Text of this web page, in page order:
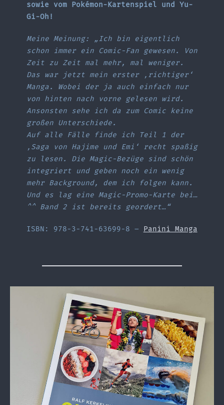
sowie vom Pokémon-Kartenspiel und Yu-
Gi-Oh!
Meine Meinung: „Ich bin eigentlich
schon immer ein Comic-Fan gewesen. Von
Zeit zu Zeit mal mehr, mal weniger.
Das war jetzt mein erster ‚richtiger‘
Manga. Wobei der ja auch einfach nur
von hinten nach vorne gelesen wird.
Ansonsten sehe ich da zum Comic keine
großen Unterschiede.
Auf alle Fälle finde ich Teil 1 der
‚Saga von Hajime und Emi‘ recht spaßig
zu lesen. Die Magic-Bezüge sind schön
integriert und geben noch ein wenig
mehr Background, dem ich folgen kann.
Und es lag eine Magic-Promo-Karte bei…
^^ Band 2 ist bereits geordert…“
ISBN: 978-3-741-63699-8 – Panini Manga